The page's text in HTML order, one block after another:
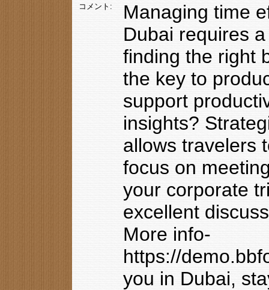
コメント:
Managing time
Dubai requires
finding the right
the key to
support
insights?
allows travelers
focus on
your corporate
excellent
More info-
https://
you in Dubai,